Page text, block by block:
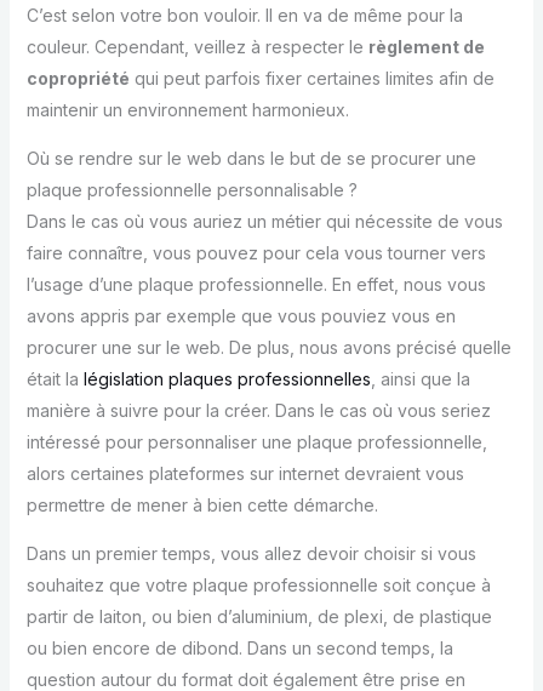
C’est selon votre bon vouloir. Il en va de même pour la
couleur. Cependant, veillez à respecter le règlement de
copropriété qui peut parfois fixer certaines limites afin de
maintenir un environnement harmonieux.
Où se rendre sur le web dans le but de se procurer une
plaque professionnelle personnalisable ?
Dans le cas où vous auriez un métier qui nécessite de vous
faire connaître, vous pouvez pour cela vous tourner vers
l’usage d’une plaque professionnelle. En effet, nous vous
avons appris par exemple que vous pouviez vous en
procurer une sur le web. De plus, nous avons précisé quelle
était la législation plaques professionnelles , ainsi que la
manière à suivre pour la créer. Dans le cas où vous seriez
intéressé pour personnaliser une plaque professionnelle,
alors certaines plateformes sur internet devraient vous
permettre de mener à bien cette démarche.
Dans un premier temps, vous allez devoir choisir si vous
souhaitez que votre plaque professionnelle soit conçue à
partir de laiton, ou bien d’aluminium, de plexi, de plastique
ou bien encore de dibond. Dans un second temps, la
question autour du format doit également être prise en